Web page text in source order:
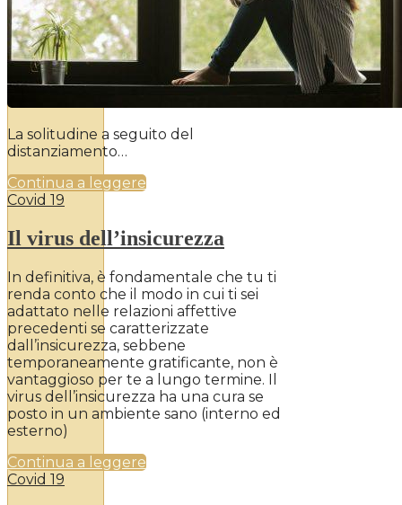
La solitudine a seguito del
distanziamento…
Continua a leggere
Covid 19
Il virus dell’insicurezza
In definitiva, è fondamentale che tu ti
renda conto che il modo in cui ti sei
adattato nelle relazioni affettive
precedenti se caratterizzate
dall’insicurezza, sebbene
temporaneamente gratificante, non è
vantaggioso per te a lungo termine. Il
virus dell’insicurezza ha una cura se
posto in un ambiente sano (interno ed
esterno)
Continua a leggere
Covid 19